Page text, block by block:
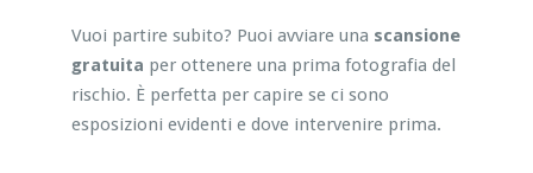
Vuoi partire subito? Puoi avviare una scansione
gratuita per ottenere una prima fotografia del
rischio. È perfetta per capire se ci sono
esposizioni evidenti e dove intervenire prima.